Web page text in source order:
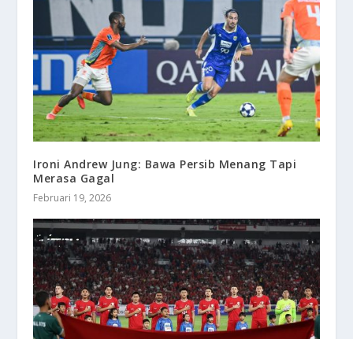
Ironi Andrew Jung: Bawa Persib Menang Tapi
Merasa Gagal
Februari 19, 2026